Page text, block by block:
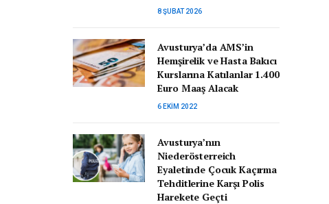
8 ŞUBAT 2026
Avusturya’da AMS’in
Hemşirelik ve Hasta Bakıcı
Kurslarına Katılanlar 1.400
Euro Maaş Alacak
6 EKIM 2022
Avusturya’nın
Niederösterreich
Eyaletinde Çocuk Kaçırma
Tehditlerine Karşı Polis
Harekete Geçti